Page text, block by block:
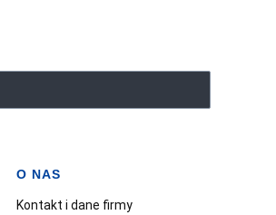
O NAS
Kontakt i dane firmy